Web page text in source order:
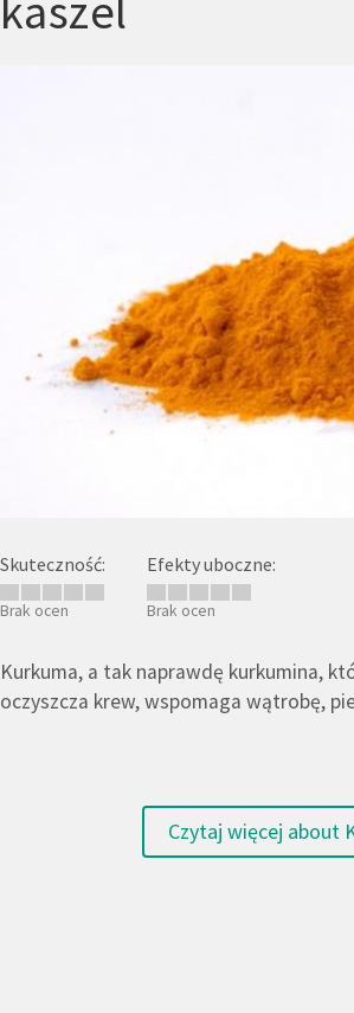
kaszel
Skuteczność:
Brak ocen
Efekty uboczne:
Brak ocen
Kurkuma, a tak naprawdę kurkumina,
oczyszcza krew, wspomaga wątrobę,
Czytaj więcej about